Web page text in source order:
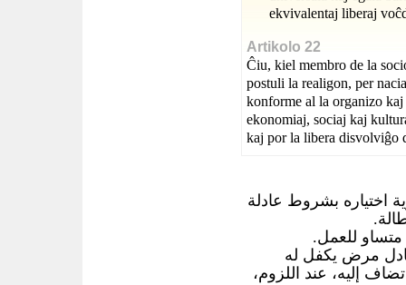
ekvivalentaj liberaj
Artikolo 22
Ĉiu, kiel membro de la
postuli la realigon, per
konforme al la organizo
ekonomiaj, sociaj kaj
kaj por la libera disvolviĝo
بشروط عادلة
للعمل.
مرض يكفل له
إليه، عند اللزوم،